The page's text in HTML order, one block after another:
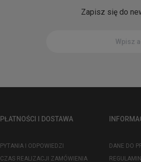
Zapisz się do
PŁATNOŚCI I DOSTAWA
PYTANIA I ODPOWIEDZI
CZAS REALIZACJI ZAMÓWIENIA
DANE DO
REGULAMIN